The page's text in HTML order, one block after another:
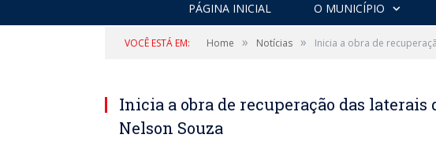
PÁGINA INICIAL O MUNICÍPIO
VOCÊ ESTÁ EM: Home » Notícias » Inicia a obra de
Inicia a obra de recuperação das
Nelson Souza